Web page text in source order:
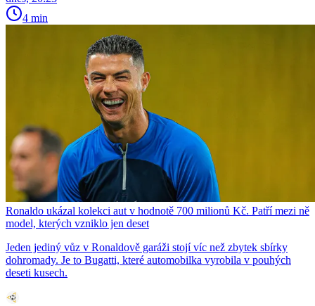
4 min
Ronaldo ukázal kolekci aut v hodnotě 700 milionů Kč. Patří mezi ně
model, kterých vzniklo jen deset
Jeden jediný vůz v Ronaldově garáži stojí víc než zbytek sbírky
dohromady. Je to Bugatti, které automobilka vyrobila v pouhých
deseti kusech.